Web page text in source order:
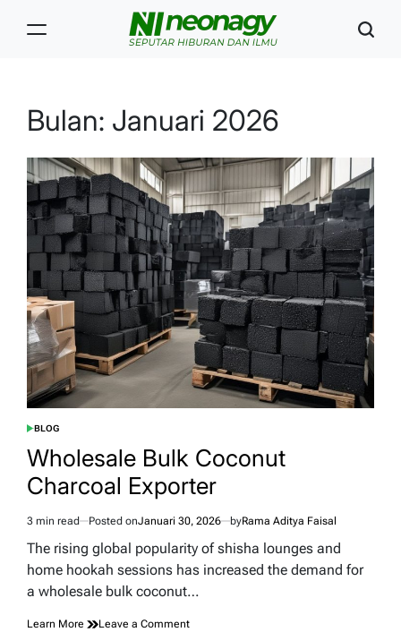
Bulan: Januari 2026
POSTED
BLOG
Wholesale Bulk Coconut
Charcoal Exporter
Estimated
read
3 min read Posted onJanuari 30, 2026 byRama Aditya Faisal
The rising global popularity of shisha lounges and
home hookah sessions has increased the demand for
a wholesale bulk coconut…
Learn More Leave a Commenton